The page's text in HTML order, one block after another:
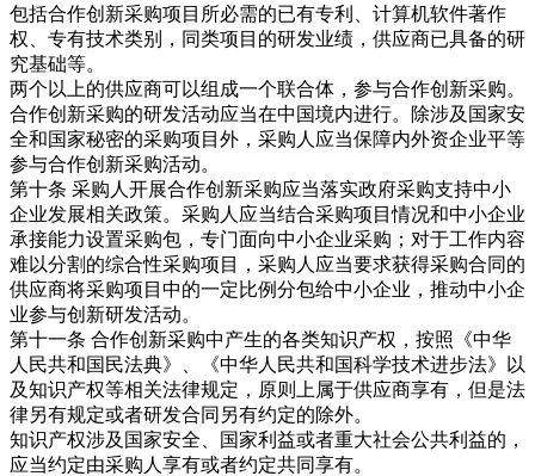
包括合作创新采购项目所必需的已有专利、计算机软件著作
权、专有技术类别，同类项目的研发业绩，供应商已具备的研
究基础等。
两个以上的供应商可以组成一个联合体，参与合作创新采购。
合作创新采购的研发活动应当在中国境内进行。除涉及国家安
全和国家秘密的采购项目外，采购人应当保障内外资企业平等
参与合作创新采购活动。
第十条 采购人开展合作创新采购应当落实政府采购支持中小
企业发展相关政策。采购人应当结合采购项目情况和中小企业
承接能力设置采购包，专门面向中小企业采购；对于工作内容
难以分割的综合性采购项目，采购人应当要求获得采购合同的
供应商将采购项目中的一定比例分包给中小企业，推动中小企
业参与创新研发活动。
第十一条 合作创新采购中产生的各类知识产权，按照《中华
人民共和国民法典》、《中华人民共和国科学技术进步法》以
及知识产权等相关法律规定，原则上属于供应商享有，但是法
律另有规定或者研发合同另有约定的除外。
知识产权涉及国家安全、国家利益或者重大社会公共利益的，
应当约定由采购人享有或者约定共同享有。